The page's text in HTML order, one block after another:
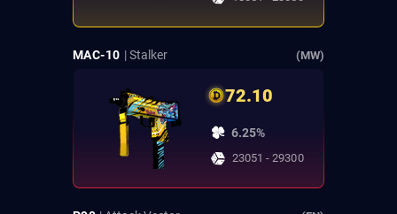
MAC-10 | Stalker (MW)
72.10
6.25%
23051 - 29300